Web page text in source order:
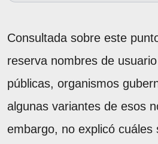
Consultada sobre este
reserva nombres de
públicas, organismos
algunas variantes de esos
embargo, no explicó cuáles